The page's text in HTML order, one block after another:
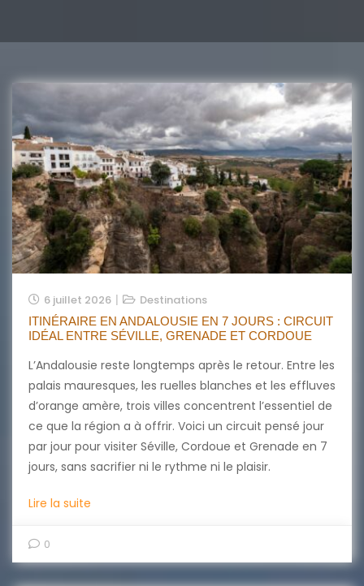
6 juillet 2026 Destinations
ITINÉRAIRE EN ANDALOUSIE EN 7 JOURS : CIRCUIT
IDÉAL ENTRE SÉVILLE, GRENADE ET CORDOUE
L’Andalousie reste longtemps après le retour. Entre les
palais mauresques, les ruelles blanches et les effluves
d’orange amère, trois villes concentrent l’essentiel de
ce que la région a à offrir. Voici un circuit pensé jour
par jour pour visiter Séville, Cordoue et Grenade en 7
jours, sans sacrifier ni le rythme ni le plaisir.
Lire la suite
0